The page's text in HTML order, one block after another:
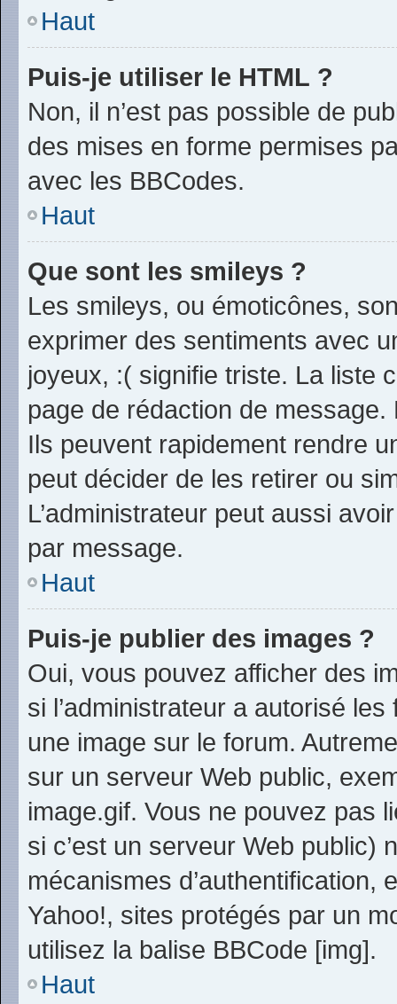
Haut
Puis-je utiliser le HTML ?
Non, il n’est pas possible de
des mises en forme permises
avec les BBCodes.
Haut
Que sont les smileys ?
Les smileys, ou émoticônes,
exprimer des sentiments avec
joyeux, :( signifie triste. La liste
page de rédaction de
Ils peuvent rapidement rendre
peut décider de les retirer ou
L’administrateur peut aussi
par message.
Haut
Puis-je publier des images ?
Oui, vous pouvez afficher des
si l’administrateur a autorisé
une image sur le forum.
sur un serveur Web public,
image.gif. Vous ne pouvez pas
si c’est un serveur Web public)
mécanismes d’authentification,
Yahoo!, sites protégés par un
utilisez la balise BBCode [img].
Haut